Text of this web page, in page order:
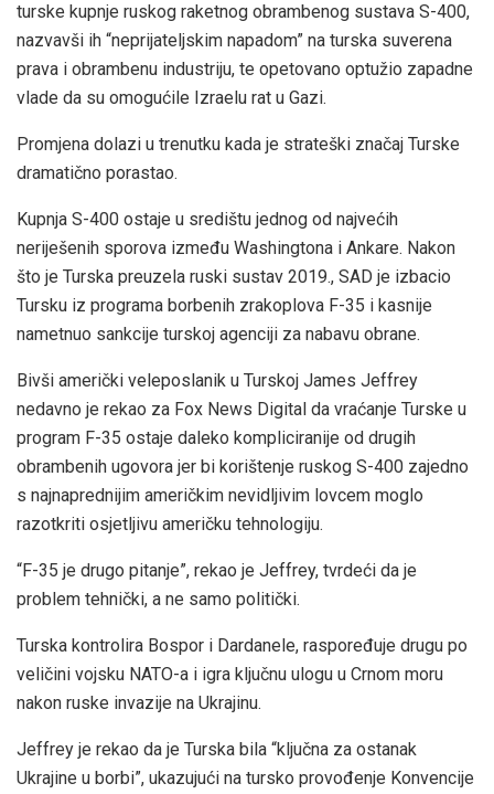
turske kupnje ruskog raketnog obrambenog sustava S-400,
nazvavši ih “neprijateljskim napadom” na turska suverena
prava i obrambenu industriju, te opetovano optužio zapadne
vlade da su omogućile Izraelu rat u Gazi.
Promjena dolazi u trenutku kada je strateški značaj Turske
dramatično porastao.
Kupnja S-400 ostaje u središtu jednog od najvećih
neriješenih sporova između Washingtona i Ankare. Nakon
što je Turska preuzela ruski sustav 2019., SAD je izbacio
Tursku iz programa borbenih zrakoplova F-35 i kasnije
nametnuo sankcije turskoj agenciji za nabavu obrane.
Bivši američki veleposlanik u Turskoj James Jeffrey
nedavno je rekao za Fox News Digital da vraćanje Turske u
program F-35 ostaje daleko kompliciranije od drugih
obrambenih ugovora jer bi korištenje ruskog S-400 zajedno
s najnaprednijim američkim nevidljivim lovcem moglo
razotkriti osjetljivu američku tehnologiju.
“F-35 je drugo pitanje”, rekao je Jeffrey, tvrdeći da je
problem tehnički, a ne samo politički.
Turska kontrolira Bospor i Dardanele, raspoređuje drugu po
veličini vojsku NATO-a i igra ključnu ulogu u Crnom moru
nakon ruske invazije na Ukrajinu.
Jeffrey je rekao da je Turska bila “ključna za ostanak
Ukrajine u borbi”, ukazujući na tursko provođenje Konvencije